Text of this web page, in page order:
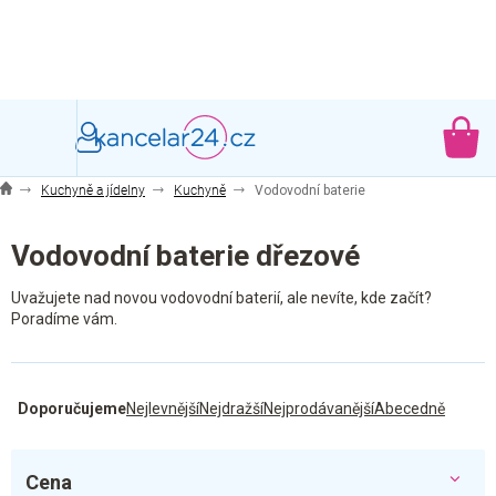
Kuchyně a jídelny Kuchyně Vodovodní baterie
Vodovodní baterie dřezové
Uvažujete nad novou vodovodní baterií, ale nevíte, kde začít?
Poradíme vám.
a
n
DoporučujemeNejlevnějšíNejdražšíNejprodávanějšíAbecedně
Cena